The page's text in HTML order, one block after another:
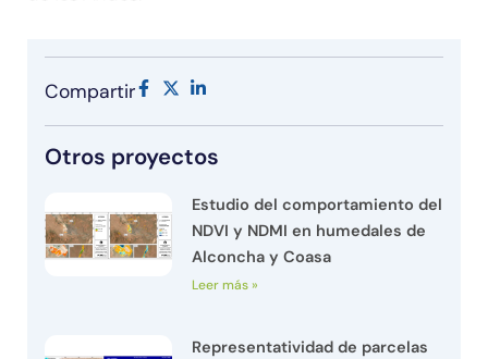
Compartir
Otros proyectos
Estudio del comportamiento del
NDVI y NDMI en humedales de
Alconcha y Coasa
Leer más »
Representatividad de parcelas